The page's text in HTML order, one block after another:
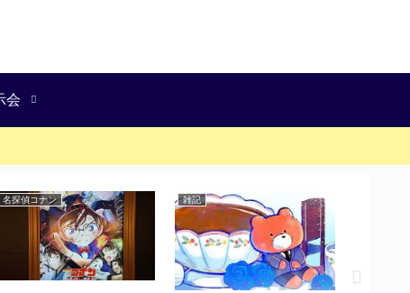
会
名探偵コナン 雑記